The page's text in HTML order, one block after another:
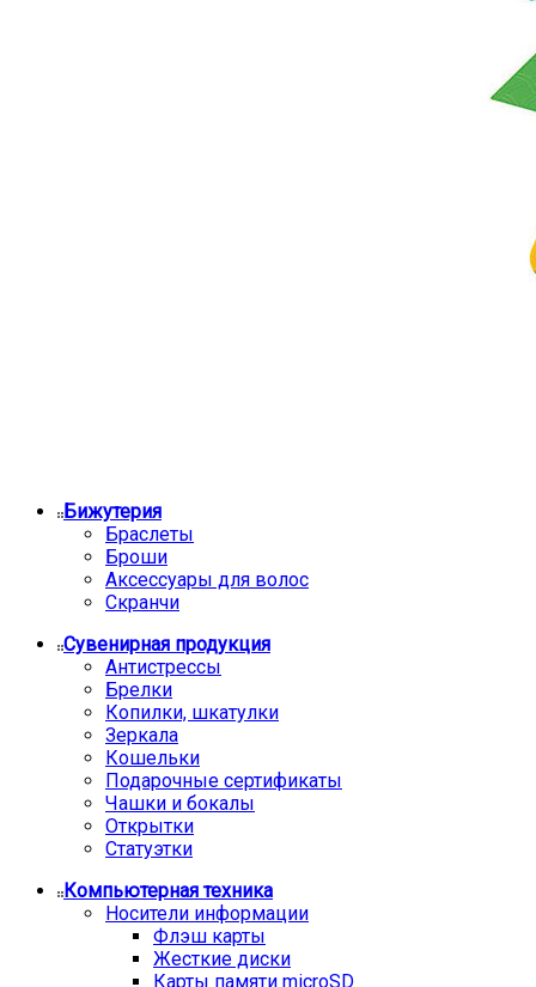
Бижутерия
Браслеты
Броши
Аксессуары для волос
Скранчи
Сувенирная продукция
Антистрессы
Брелки
Копилки, шкатулки
Зеркала
Кошельки
Подарочные сертификаты
Чашки и бокалы
Открытки
Статуэтки
Компьютерная техника
Носители информации
Флэш карты
Жесткие диски
Карты памяти microSD